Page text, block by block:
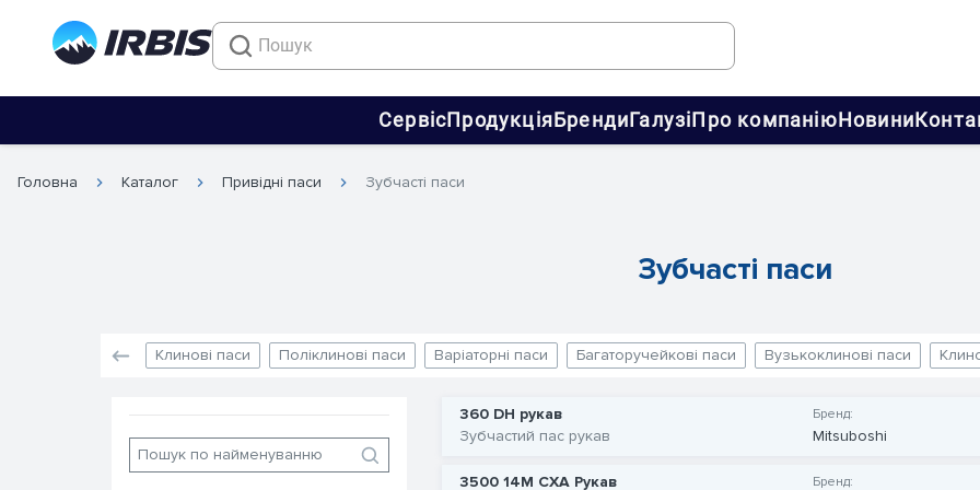
СервісПродукціяБрендиГалузіПро компаніюНовини
Головна Каталог Привідні паси Зубчасті паси
Зубчасті паси
Клинові паси Поліклинові паси Варіаторні паси Багаторучейкові паси Вузькоклинові паси
360 DH рукав
Зубчастий пас рукав
Бренд:
Mitsuboshi
3500 14M CXA Рукав
Бренд: